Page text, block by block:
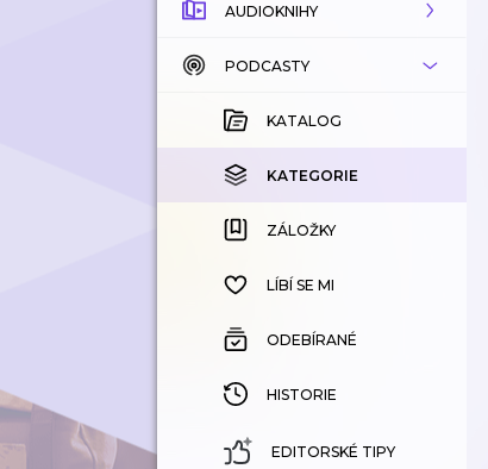
AUDIOKNIHY
KATALOG
KOUPENÉ
KATEGORIE
ZÁLOŽKY
HISTORIE
PODCASTY
KATALOG
KATEGORIE
ZÁLOŽKY
LÍBÍ SE MI
ODEBÍRANÉ
HISTORIE
EDITORSKÉ TIPY